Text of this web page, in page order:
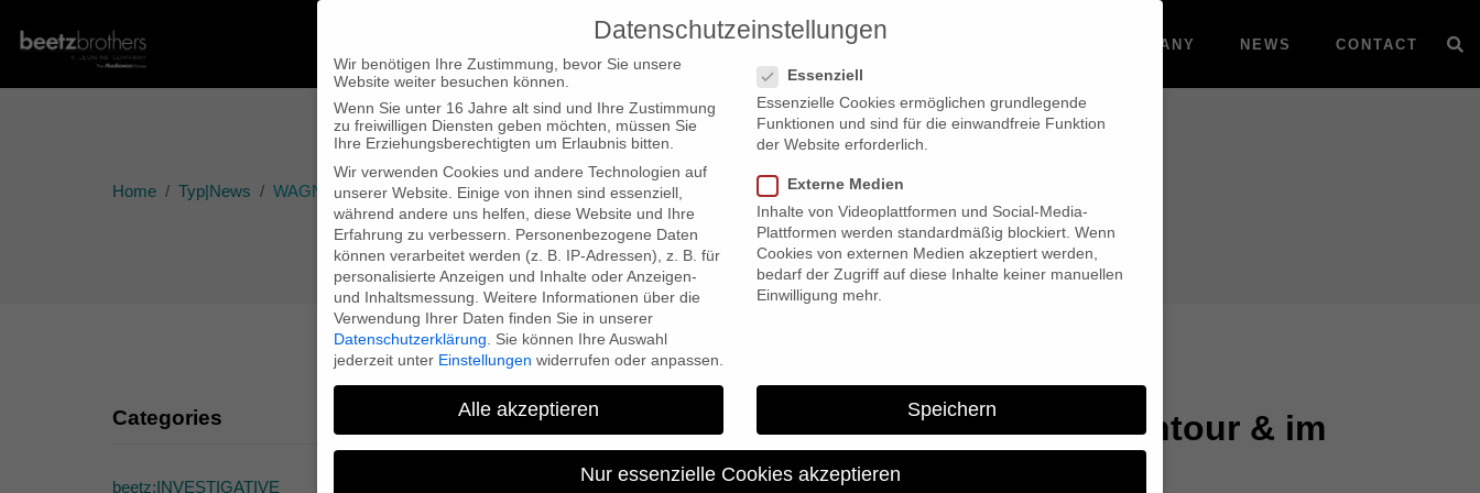
PRODUCTIONS COMPANY NEWS CONTACT
Home Typ|News WAGNERWAHN – Der Film auf Premierentour & im Fernsehen
WAGNERWAHN – Der Film auf Premierentour & im
Fernsehen
Categories
beetz:INVESTIGATIVE
Datenschutzeinstellungen
Wir benötigen Ihre Zustimmung, bevor Sie unsere
Website weiter besuchen können.
Wenn Sie unter 16 Jahre alt sind und Ihre Zustimmung
zu freiwilligen Diensten geben möchten, müssen Sie
Ihre Erziehungsberechtigten um Erlaubnis bitten.
Wir verwenden Cookies und andere Technologien auf
unserer Website. Einige von ihnen sind essenziell,
während andere uns helfen, diese Website und Ihre
Erfahrung zu verbessern.
Personenbezogene Daten
können verarbeitet werden (z. B. IP-Adressen), z. B. für
personalisierte Anzeigen und Inhalte oder Anzeigen-
und Inhaltsmessung. Weitere Informationen über die
Verwendung Ihrer Daten finden Sie in unserer
Datenschutzerklärung
Sie können Ihre Auswahl
jederzeit unter Einstellungen widerrufen oder anpassen.
Essenziell
Essenzielle Cookies ermöglichen grundlegende
Funktionen und sind für die einwandfreie Funktion
der Website erforderlich.
Externe Medien
Inhalte von Videoplattformen und Social-Media-
Plattformen werden standardmäßig blockiert. Wenn
Cookies von externen Medien akzeptiert werden,
bedarf der Zugriff auf diese Inhalte keiner manuellen
Einwilligung mehr.
Alle akzeptieren Speichern
Nur essenzielle Cookies akzeptieren